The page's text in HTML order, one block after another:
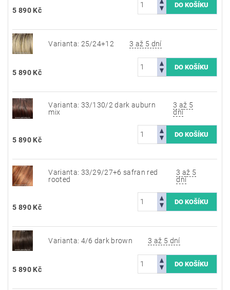
5 890 Kč
Varianta: 25/24+12 3 až 5 dní
5 890 Kč
Varianta: 33/130/2 dark auburn
mix
3 až 5
dní
5 890 Kč
Varianta: 33/29/27+6 safran red
rooted
3 až 5
dní
5 890 Kč
Varianta: 4/6 dark brown 3 až 5 dní
5 890 Kč